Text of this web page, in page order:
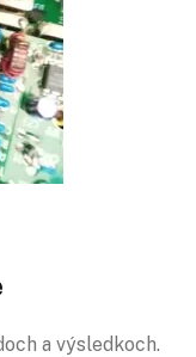
a výsledkoch.